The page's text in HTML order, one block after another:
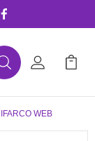
BuscarMi Cuenta
Mi
WEB